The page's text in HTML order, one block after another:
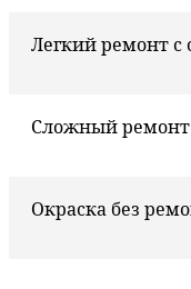
Легкий ремонт с
Сложный ремонт
Окраска без